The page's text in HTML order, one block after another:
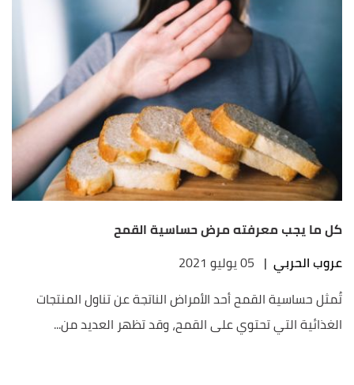
كل ما يجب معرفته مرض حساسية القمح
عروب الحربي | 05 يوليو 2021
تُمثل حساسية القمح أحد الأمراض الناتجة عن تناول المنتجات
الغذائية التي تحتوي على القمح، وقد تظهر العديد من...